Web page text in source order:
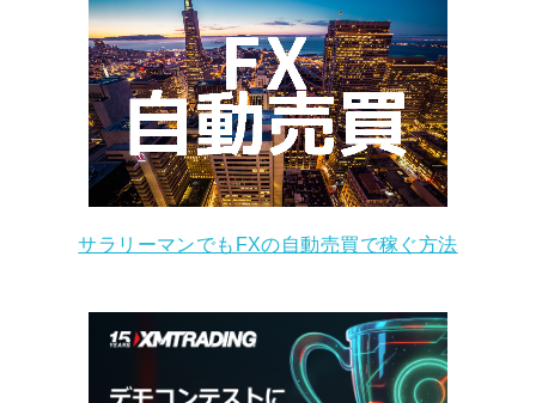
サラリーマンでもFXの自動売買で稼ぐ方法